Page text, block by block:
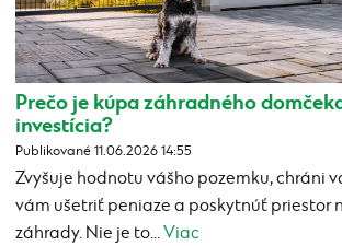
Prečo je kúpa záhradného
investícia?
Publikované 11.06.2026 14:55
Zvyšuje hodnotu vášho pozemku, chráni
vám ušetriť peniaze a poskytnúť priestor
záhrady. Nie je to...Viac